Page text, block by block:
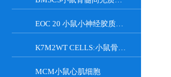
EOC 20 小鼠小神经胶质细胞系
K7M2WT CELLS:小鼠骨肉瘤成骨细胞系
MCM小鼠心肌细胞